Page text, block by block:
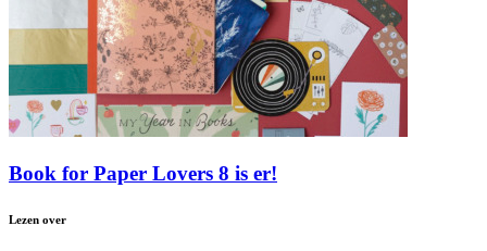
Book for Paper Lovers 8 is er!
Lezen over